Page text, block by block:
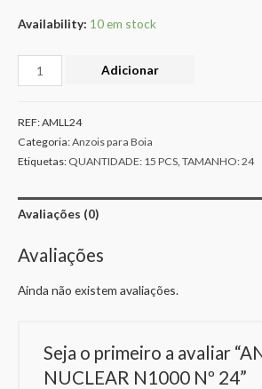
Availability: 10 em stock
Adicionar
REF:AMLL24
Categoria:Anzois para Boia
Etiquetas: QUANTIDADE: 15 PCS, TAMANHO: 24
Avaliações (0)
Avaliações
Ainda não existem avaliações.
Seja o primeiro a avaliar
NUCLEAR N1000 Nº 24”